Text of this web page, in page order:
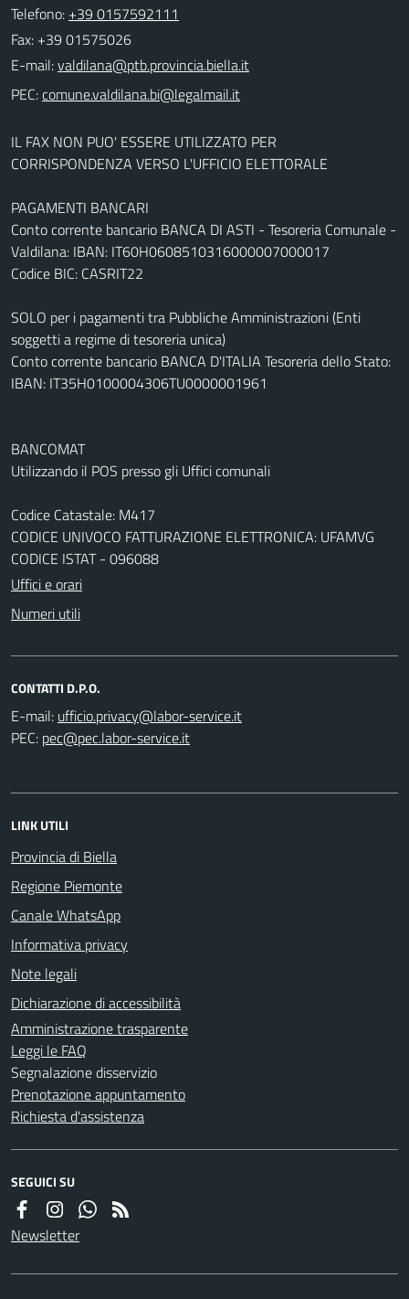
Telefono: +39 0157592111
Fax: +39 01575026
E-mail:
PEC:
IL FAX NON PUO' ESSERE UTILIZZATO PER
CORRISPONDENZA VERSO L'UFFICIO ELETTORALE
PAGAMENTI BANCARI
Conto corrente bancario BANCA DI ASTI - Tesoreria Comunale -
Valdilana: IBAN: IT60H0608510316000007000017
Codice BIC: CASRIT22
SOLO per i pagamenti tra Pubbliche Amministrazioni (Enti
soggetti a regime di tesoreria unica)
Conto corrente bancario BANCA D'ITALIA Tesoreria dello Stato:
IBAN: IT35H0100004306TU0000001961
BANCOMAT
Utilizzando il POS presso gli Uffici comunali
Codice Catastale: M417
CODICE UNIVOCO FATTURAZIONE ELETTRONICA: UFAMVG
CODICE ISTAT - 096088
Uffici e orari
Numeri utili
CONTATTI D.P.O.
E-mail:
PEC:
LINK UTILI
Provincia di Biella
Regione Piemonte
Canale WhatsApp
Informativa privacy
Note legali
Dichiarazione di accessibilità
Amministrazione trasparente
Leggi le FAQ
Segnalazione disservizio
Prenotazione appuntamento
Richiesta d'assistenza
SEGUICI SU
Newsletter